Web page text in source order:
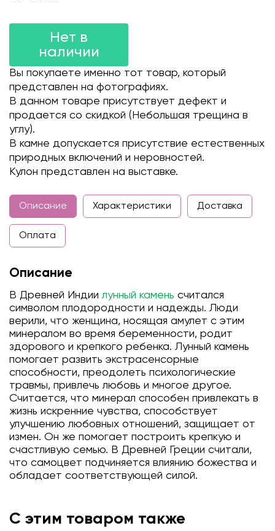
Нет в
наличии
Вы покупаете именно тот товар, который
представлен на фотографиях.
В данном товаре присутствует дефект и
продается со скидкой (Небольшая трещина в
углу).
В камне допускается присутствие естественных
природных включений и неровностей.
Кулон представлен на выставке.
Описание Характеристики Доставка
Оплата
Описание
В Древней Индиилунный камень считался
символом плодородности и надежды. Люди
верили, что женщина, носящая амулет с этим
минералом во время беременности, родит
здорового и крепкого ребенка. Лунный камень
помогает развить экстрасенсорные
способности, преодолеть психологические
травмы, привлечь любовь и многое другое.
Считается, что минерал способен привлекать в
жизнь искренние чувства, способствует
улучшению любовных отношений, защищает от
измен. Он же помогает построить крепкую и
счастливую семью. В Древней Греции считали,
что самоцвет подчиняется влиянию божества и
обладает соответствующей силой.
С этим товаром также